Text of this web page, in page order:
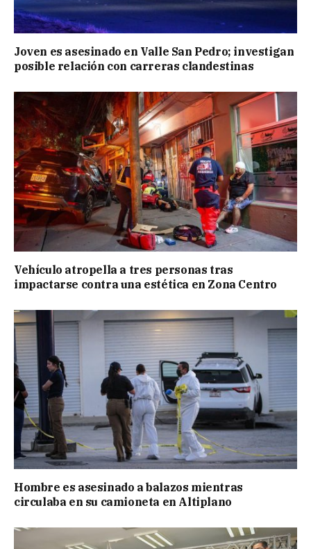
Joven es asesinado en Valle San Pedro; investigan
posible relación con carreras clandestinas
Vehículo atropella a tres personas tras
impactarse contra una estética en Zona Centro
Hombre es asesinado a balazos mientras
circulaba en su camioneta en Altiplano